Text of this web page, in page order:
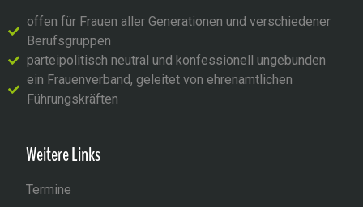
offen für Frauen aller Generationen und verschiedener
Berufsgruppen
parteipolitisch neutral und konfessionell ungebunden
ein Frauenverband, geleitet von ehrenamtlichen
Führungskräften
Weitere Links
Termine